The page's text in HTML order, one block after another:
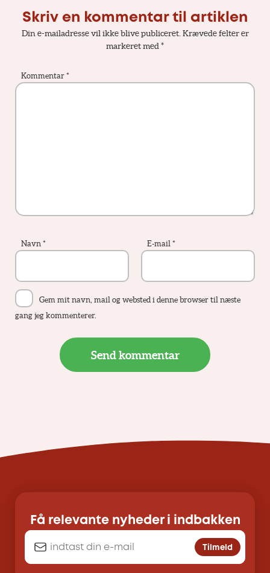
Skriv en kommentar til artiklen
Din e-mailadresse vil ikke blive publiceret. Krævede felter er
markeret med *
Kommentar *
Navn * E-mail *
Gem mit navn, mail og websted i denne browser til næste
gang jeg kommenterer.
Få relevante nyheder i indbakken
Tilmeld